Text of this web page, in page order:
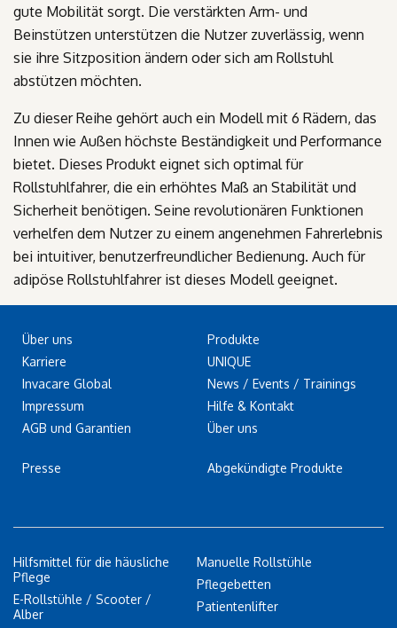
gute Mobilität sorgt. Die verstärkten Arm- und
Beinstützen unterstützen die Nutzer zuverlässig, wenn
sie ihre Sitzposition ändern oder sich am Rollstuhl
abstützen möchten.
Zu dieser Reihe gehört auch ein Modell mit 6 Rädern, das
Innen wie Außen höchste Beständigkeit und Performance
bietet. Dieses Produkt eignet sich optimal für
Rollstuhlfahrer, die ein erhöhtes Maß an Stabilität und
Sicherheit benötigen. Seine revolutionären Funktionen
verhelfen dem Nutzer zu einem angenehmen Fahrerlebnis
bei intuitiver, benutzerfreundlicher Bedienung. Auch für
adipöse Rollstuhlfahrer ist dieses Modell geeignet.
Über uns
Karriere
Invacare Global
Impressum
AGB und Garantien
Presse
Produkte
UNIQUE
News / Events / Trainings
Hilfe & Kontakt
Über uns
Abgekündigte Produkte
Hilfsmittel für die häusliche
Pflege
E-Rollstühle / Scooter /
Alber
Manuelle Rollstühle
Pflegebetten
Patientenlifter